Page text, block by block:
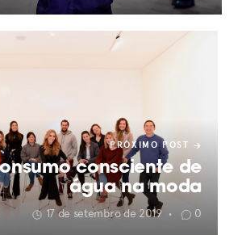
PRÓXIMO POST
consciente de
água na moda
17 de setembro de 2019 • 0